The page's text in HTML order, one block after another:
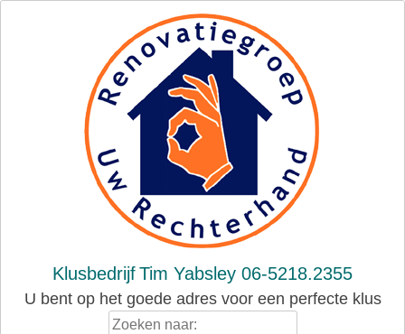
KlusbedrijfTim Yabsley 06-5218.2355
U bent op het goede adres voor een perfecte klus